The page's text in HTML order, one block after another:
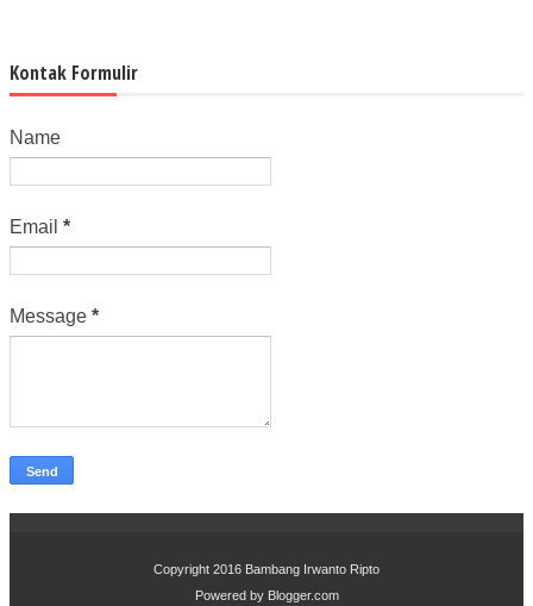
Kontak Formulir
Name
Email *
Message *
Copyright 2016 Bambang Irwanto Ripto
Powered by Blogger.com